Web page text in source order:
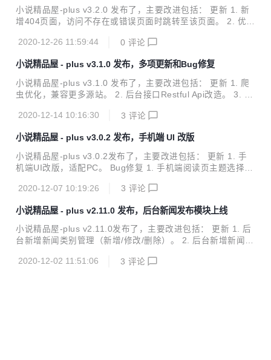
说专区、轻小说专区和漫画专区。包括小说/漫画分类、小说/
漫画搜索、小说/漫画排行、完本小说/漫画、小说/漫画评分、
说TXT下载、小说弹幕、小说/漫画自动爬取、小说内容自动分
小说精品屋-plus v3.2.0 发布了，主要改进包括： 更新 1. 新
增404页面，访问不存在或错误页面时跳转至该页面。 2. 优化
ug修复 1. 修复jwt校验失败后的bug。 演示站点 点击前往 项
序）、功能完善的屏幕自适应小说漫画连载系统，包含精品小
说专区、轻小说专区和漫画专区。包括小说/漫画分类、小说/
漫画搜索、小说/漫画排行、完本小说/漫画、小说/漫画评分、
小说/漫画在线阅读、小说/漫画书架、小说/漫画阅读记录、小
说TXT下载、小说弹幕、小说/漫画自动爬取...
2020-12-26 11:59:44 0 评论
小说精品屋 - plus v3.1.0 发布，多项更新和Bug修复
小说精品屋-plus v3.1.0 发布了，主要改进包括： 更新 1. 爬
虫优化，兼容更多源站。 2. 后台接口Restful Api改造。 3. 小
工程管理。 5. Gitee仓库地址更新。 6. 新增接口文档示例。
管理首页因为数据库大小写敏感导致的报错。 演示站点 点击
前往 项目介绍 小说精品屋是一个多平台（web、安卓app、微
信小程序）、功能完善的屏幕自适应小说漫画连载系统，包含
精品小说专区、轻小说专区和漫画专区。包括小说/漫画分类、
小说/漫画搜索、...
2020-12-14 10:16:30 3 评论
小说精品屋 - plus v3.0.2 发布，手机端 UI 改版
小说精品屋-plus v3.0.2发布了，主要改进包括： 更新 1. 手
机端UI改版，适配PC。 Bug修复 1. 手机端阅读页主题选择Bu
台（web、安卓app、微信小程序）、功能完善的屏幕自适应
区。包括小说/漫画分类、小说/漫画搜索、小说/漫画排行、完
本小说/漫画、小说/漫画评分、小说/漫画在线阅读、小说/漫画
书架、小说/漫画阅读记录、小说TXT下载、小说弹幕、小说/
接自动推送到百度搜索引擎等功能。包含电脑端、移动端、微
2020-12-07 10:19:26 3 评论
小说精品屋 - plus v2.11.0 发布，后台新闻发布模块上线
小说精品屋-plus v2.11.0发布了，主要改进包括： 更新 1. 后
台新增新闻类别管理（新增/修改/删除）。 2. 后台新增新闻管
点击前往 网站3，点击前往 网站4，点击前往 网站5，点击前
2020-12-02 11:51:06 3 评论